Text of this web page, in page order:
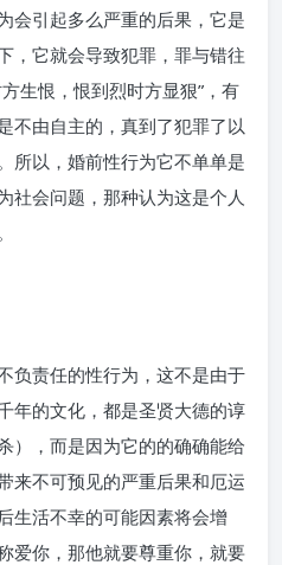
会引起多么严重的后果，它是
，它就会导致犯罪，罪与错往
生恨，恨到烈时方显狠”，有
不由自主的，真到了犯罪了以
所以，婚前性行为它不单单是
社会问题，那种认为这是个人
负责任的性行为，这不是由于
年的文化，都是圣贤大德的谆
），而是因为它的的确确能给
来不可预见的严重后果和厄运
生活不幸的可能因素将会增
爱你，那他就要尊重你，就要